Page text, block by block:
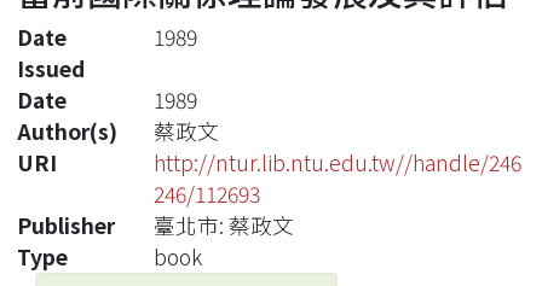
Statistics
Date
Issued
1989
Date
1989
Author(s)
蔡政文
URI
http://ntur.lib.ntu.edu.tw//handle/246
246/112693
Publisher
臺北市: 蔡政文
Type
book